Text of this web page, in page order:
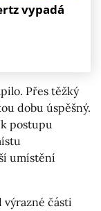
vypadá
Přes těžký
dobu úspěšný.
postupu
umístění
výrazné části